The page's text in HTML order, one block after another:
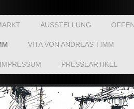
AUSSTELLUNG
VITA VON ANDREAS TIMM
IMPRESSUM PRESSEARTIKEL